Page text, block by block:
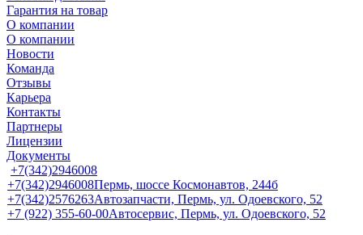
Гарантия на товар
О компании
О компании
Новости
Команда
Отзывы
Карьера
Контакты
Партнеры
Лицензии
Документы
+7(342)2946008
+7(342)2946008Пермь, шоссе Космонавтов, 244б
+7(342)2576263Автозапчасти, Пермь, ул. Одоевского, 52
+7 (922) 355-60-00Автосервис, Пермь, ул. Одоевского, 52